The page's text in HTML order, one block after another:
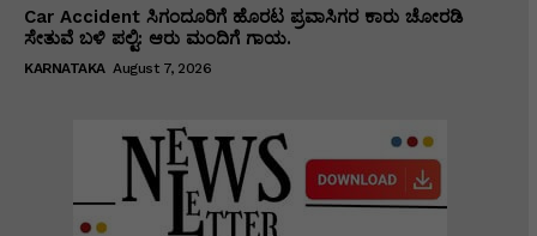
Car Accident ಸಿಗಂದೂರಿಗೆ ಹೊರಟ ಪ್ರವಾಸಿಗರ ಕಾರು ಚೋರಡಿ
ಸೇತುವೆ ಬಳಿ ಪಲ್ಟಿ: ಆರು ಮಂದಿಗೆ ಗಾಯ.
KARNATAKA August 7, 2026